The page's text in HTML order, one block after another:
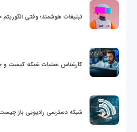
تبلیغات هوشمند؛ وقتی
کارشناس عملیات شبکه کیست و
شبکه دسترسی رادیویی باز